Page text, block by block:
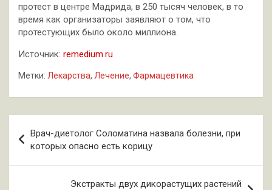
протест в центре Мадрида, в 250 тысяч человек, в то
время как организаторы заявляют о том, что
протестующих было около миллиона.
Источник: remedium.ru
Метки: Лекарства, Лечение, Фармацевтика
по
записям
Врач-диетолог Соломатина назвала болезни, при
которых опасно есть корицу
Экстракты двух дикорастущих растений